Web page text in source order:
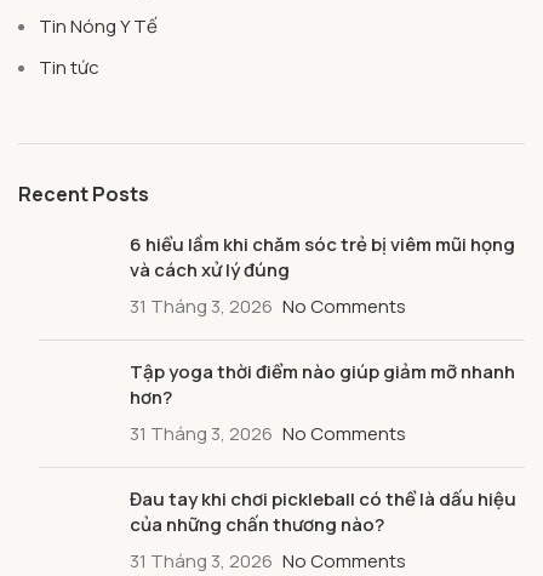
Tin Nóng Y Tế
Tin tức
Recent Posts
6 hiểu lầm khi chăm sóc trẻ bị viêm mũi họng
và cách xử lý đúng
31 Tháng 3, 2026 No Comments
Tập yoga thời điểm nào giúp giảm mỡ nhanh
hơn?
31 Tháng 3, 2026 No Comments
Đau tay khi chơi pickleball có thể là dấu hiệu
của những chấn thương nào?
31 Tháng 3, 2026 No Comments